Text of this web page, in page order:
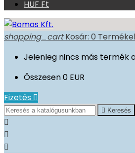
HUF Ft
shopping_cart Kosár: 0
Jelenleg nincs más termék
Összesen0 EUR
Fizetés 
 Keresés


